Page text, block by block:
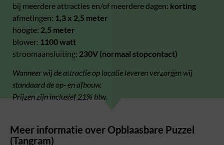
bij meerdere attracties en/of meerdere dagen: korting
afmetingen: 1,3 x 2,5 meter
hoogte: 2,5 meter
blower: 1100 watt
stroomaansluiting: 230V (normaal stopcontact)
Wanneer wij de attractie op locatie leveren verzorgen wij
standaard de op- en afbouw.
Prijzen zijn inclusief 21% btw.
Meer informatie over Opblaasbare Puzzel
(Tangram)